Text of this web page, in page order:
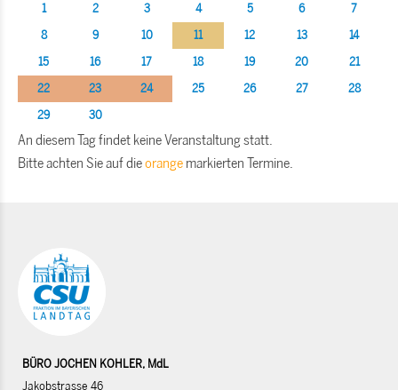
1
2 3 4 5 6
7
8
9 10 11 12 13
14
15
16 17 18 19 20
21
22
23 24 25 26 27
28
29
30
An diesem Tag findet keine Veranstaltung statt.
Bitte achten Sie auf dieorange markierten Termine.
BÜRO JOCHEN KOHLER, MdL
Jakobstrasse 46